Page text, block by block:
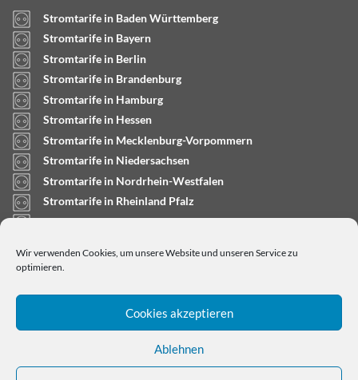
Wir verwenden Cookies, um unsere Website und unseren Service zu
optimieren.
Cookies akzeptieren
Ablehnen
Stromtarife in Baden Württemberg
Stromtarife in Bayern
Stromtarife in Berlin
Stromtarife in Brandenburg
Stromtarife in Hamburg
Stromtarife in Hessen
Stromtarife in Mecklenburg-Vorpommern
Stromtarife in Niedersachsen
Stromtarife in Nordrhein-Westfalen
Stromtarife in Rheinland Pfalz
Stromtarife in Saarland
Stromtarife in Schleswig-Holstein